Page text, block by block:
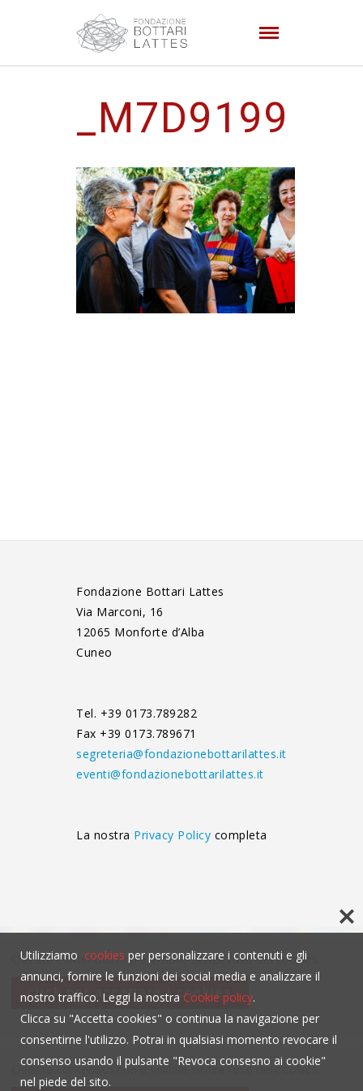
_M7D9199
Fondazione Bottari Lattes
Via Marconi, 16
12065 Monforte d’Alba
Cuneo
Tel. +39 0173.789282
Fax +39 0173.789671
segreteria@fondazionebottarilattes.it
eventi@fondazionebottarilattes.it
La nostra Privacy Policy completa
Questo contenuto non è visibile senza l'uso dei cookies.
click per accettare i cookies
Questo contenuto non è visibile senza l'uso dei cookies.
Utilizziamo cookies per personalizzare i contenuti e gli
annunci, fornire le funzioni dei social media e analizzare il
nostro traffico. Leggi la nostra Cookie policy.
Clicca su "Accetta cookies" o continua la navigazione per
consentirne l'utilizzo. Potrai in qualsiasi momento revocare il
consenso usando il pulsante "Revoca consesno ai cookie"
nel piede del sito.